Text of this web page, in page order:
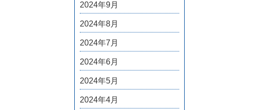
2024年9月
2024年8月
2024年7月
2024年6月
2024年5月
2024年4月